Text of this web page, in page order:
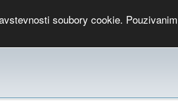
soubory cookie.